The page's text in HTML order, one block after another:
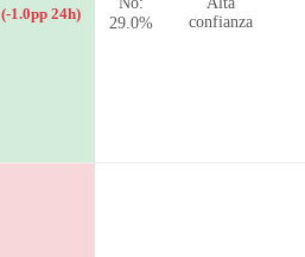
(-1.0pp 24h)
29.0%
confianza